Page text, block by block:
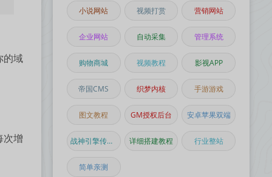
的域
次增
小说网站 视频打赏 营销网站
企业网站 自动采集 管理系统
购物商城 视频教程 影视APP
帝国CMS 织梦内核 手游游戏
图文教程 GM授权后台 安卓苹果双端
战神引擎传奇手游 详细搭建教程 行业整站
简单亲测